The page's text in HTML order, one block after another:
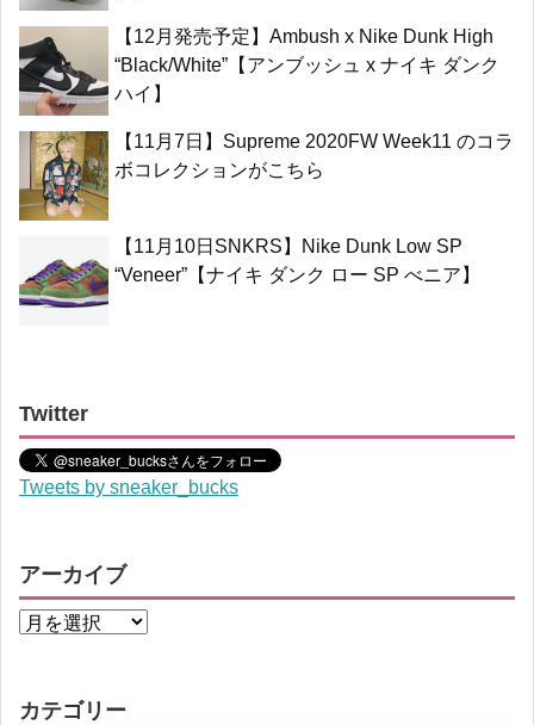
【12月発売予定】Ambush x Nike Dunk High
“Black/White”【アンブッシュ x ナイキ ダンク
ハイ】
【11月7日】Supreme 2020FW Week11 のコラ
ボコレクションがこちら
【11月10日SNKRS】Nike Dunk Low SP
“Veneer”【ナイキ ダンク ロー SP べニア】
Twitter
Tweets by sneaker_bucks
アーカイブ
カテゴリー